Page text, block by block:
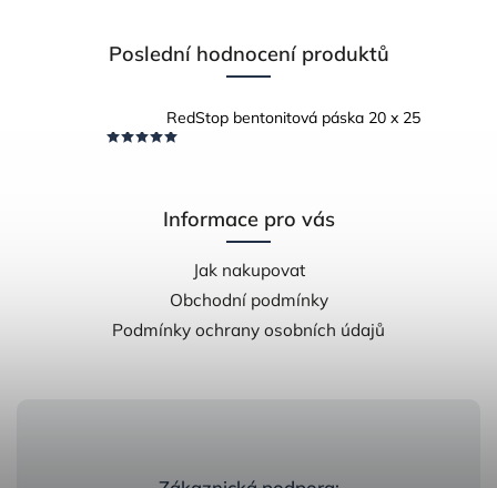
Poslední hodnocení produktů
RedStop bentonitová páska 20 x 25
Informace pro vás
Jak nakupovat
Obchodní podmínky
Podmínky ochrany osobních údajů